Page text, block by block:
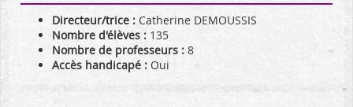
Directeur/trice : Catherine DEMOUSSIS
Nombre d'élèves : 135
Nombre de professeurs : 8
Accès handicapé : Oui